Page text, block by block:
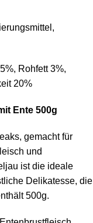
Rohfett 3%,
20%
Ente 500g
gemacht für
und
ist die ideale
Delikatesse, die
500g.